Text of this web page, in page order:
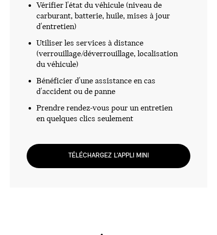
Vérifier l'état du véhicule (niveau de
carburant, batterie, huile, mises à jour
d'entretien)
Utiliser les services à distance
(verrouillage/déverrouillage, localisation
du véhicule)
Bénéficier d'une assistance en cas
d'accident ou de panne
Prendre rendez-vous pour un entretien
en quelques clics seulement
TÉLÉCHARGEZ L’APPLI MINI